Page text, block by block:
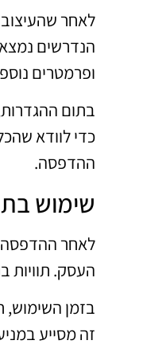
לאחר
הנדרשים
ופרמטרים
בתום
כדי לוודא
ההדפסה.
שימוש
לאחר ההדפסה,
העסק. תוויות
בזמן השימוש,
זה מסייע